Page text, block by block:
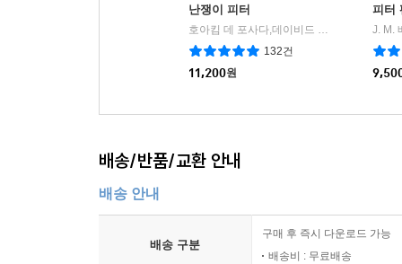
난쟁이 피터
호아킴 데 포사다,데이비드 림 공저/최승언 역
132건
11,200원
피터
J. M.
배송/반품/교환 안내
배송 안내
배송 구분
구매 후 즉시 다운로드 가능
배송비 : 무료배송